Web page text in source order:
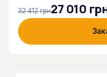
32 412 грн27 010